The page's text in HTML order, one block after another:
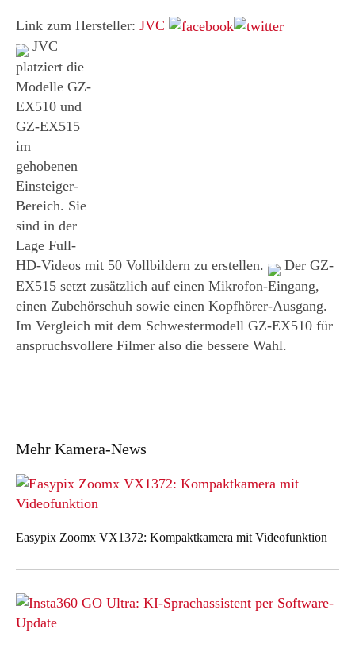
Link zum Hersteller: JVC
JVC
platziert die
Modelle GZ-
EX510 und
GZ-EX515
im
gehobenen
Einsteiger-
Bereich. Sie
sind in der
Lage Full-
HD-Videos mit 50 Vollbildern zu erstellen.
Der GZ-
EX515 setzt zusätzlich auf einen Mikrofon-Eingang,
einen Zubehörschuh sowie einen Kopfhörer-Ausgang.
Im Vergleich mit dem Schwestermodell GZ-EX510 für
anspruchsvollere Filmer also die bessere Wahl.
Mehr Kamera-News
Easypix Zoomx VX1372: Kompaktkamera mit Videofunktion